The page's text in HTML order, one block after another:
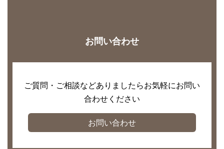
お問い合わせ
ご質問・ご相談などありましたらお気軽にお問い
合わせください
お問い合わせ